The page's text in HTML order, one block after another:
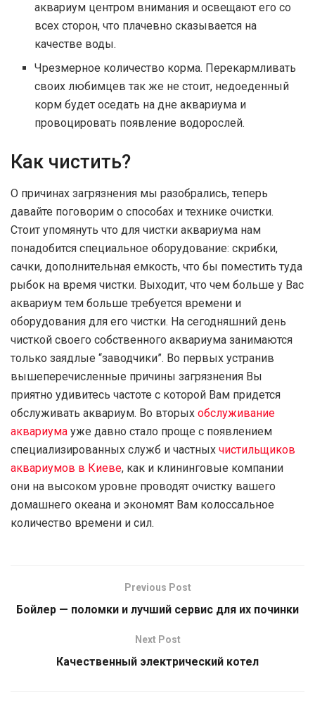
аквариум центром внимания и освещают его со
всех сторон, что плачевно сказывается на
качестве воды.
Чрезмерное количество корма. Перекармливать
своих любимцев так же не стоит, недоеденный
корм будет оседать на дне аквариума и
провоцировать появление водорослей.
Как чистить?
О причинах загрязнения мы разобрались, теперь
давайте поговорим о способах и технике очистки.
Стоит упомянуть что для чистки аквариума нам
понадобится специальное оборудование: скрибки,
сачки, дополнительная емкость, что бы поместить туда
рыбок на время чистки. Выходит, что чем больше у Вас
аквариум тем больше требуется времени и
оборудования для его чистки. На сегодняшний день
чисткой своего собственного аквариума занимаются
только заядлые “заводчики”. Во первых устранив
вышеперечисленные причины загрязнения Вы
приятно удивитесь частоте с которой Вам придется
обслуживать аквариум. Во вторых обслуживание
аквариума уже давно стало проще с появлением
специализированных служб и частных чистильщиков
аквариумов в Киеве, как и клининговые компании
они на высоком уровне проводят очистку вашего
домашнего океана и экономят Вам колоссальное
количество времени и сил.
Previous Post
Бойлер — поломки и лучший сервис для их починки
Next Post
Качественный электрический котел